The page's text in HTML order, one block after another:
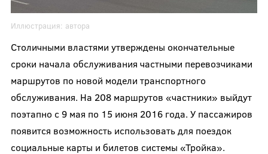
Иллюстрация: автора
Столичными властями утверждены окончательные
сроки начала обслуживания частными перевозчиками
маршрутов по новой модели транспортного
обслуживания. На 208 маршрутов «частники» выйдут
поэтапно с 9 мая по 15 июня 2016 года. У пассажиров
появится возможность использовать для поездок
социальные карты и билетов системы «Тройка».